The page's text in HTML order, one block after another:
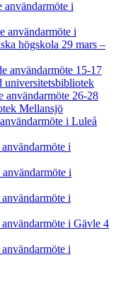
användarmöte i
användarmöte i
högskola 29 mars –
användarmöte 15-17
universitetsbibliotek
användarmöte 26-28
Mellansjö
i Luleå
i
i
i
i Gävle 4
i